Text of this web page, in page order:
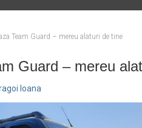
Team Guard – mereu alaturi de tine
Guard – mereu
Ioana